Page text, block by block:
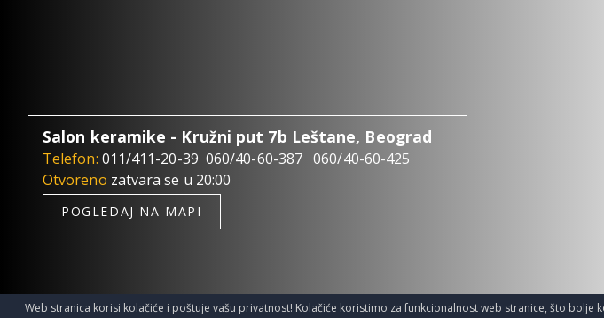
Salon keramike - Kružni put 7b Leštane, Beograd
Telefon: 011/411-20-39 060/40-60-387 060/40-60-425
Otvoreno zatvara se u 20:00
POGLEDAJ NA MAPI
Web stranica korisi kolačiće i poštuje vašu privatnost! Kolačiće koristimo za funkcionalnost web stranice, što bolje